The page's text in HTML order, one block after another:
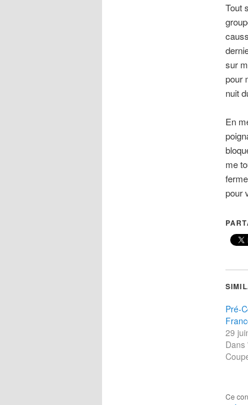
Tout
sur
pour
nuit
En
me
pour
Pré-
29
Dans
Ce